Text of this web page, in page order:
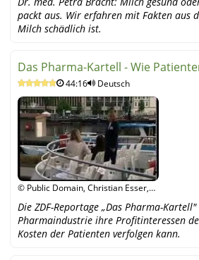
packt aus. Wir erfahren mit Fakten aus
Milch schädlich ist.
Das Pharma-Kartell - Wie
werden - ZDF
44:16 Deutsch
© Public Domain, Christian Esser,
Die ZDF-Reportage „Das Pharma-
Pharmaindustrie ihre Profitinteressen
Kosten der Patienten verfolgen kann.